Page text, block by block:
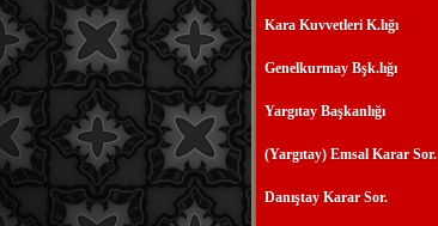
Kara Kuvvetleri K.lığı
Genelkurmay Bşk.lığı
Yargıtay Başkanlığı
(Yargıtay) Emsal Karar Sor.
Danıştay Karar Sor.